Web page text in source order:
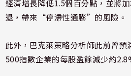
經濟增長降低1.5個百分點，並將
退，帶來“停滯性通膨”的風險。
此外，巴克萊策略分析師此前曾
500指數企業的每股盈餘減少約